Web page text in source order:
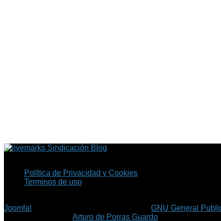
Sindicación Blog
Política de Privacidad y Cookies
Terminos de uso
Joomla!
GNU General
©Arturo de Porras Guardo